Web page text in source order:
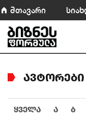
მთავარი
ᲐᲕᲢᲝᲠᲔᲑᲘ
ᲧᲕᲔᲚᲐ Ა Ბ